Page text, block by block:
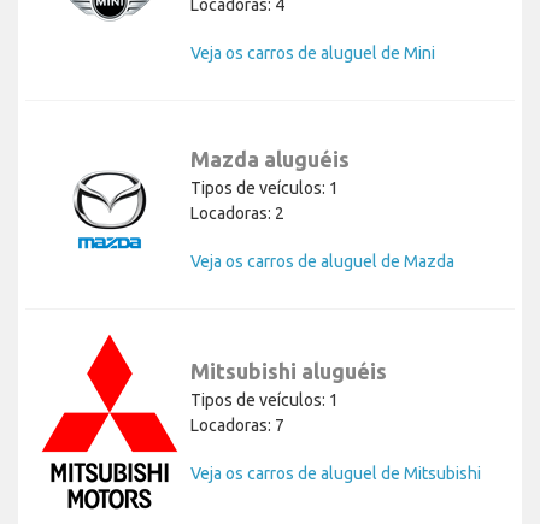
Locadoras: 4
Veja os carros de aluguel de Mini
Mazda aluguéis
Tipos de veículos: 1
Locadoras: 2
Veja os carros de aluguel de Mazda
Mitsubishi aluguéis
Tipos de veículos: 1
Locadoras: 7
Veja os carros de aluguel de Mitsubishi